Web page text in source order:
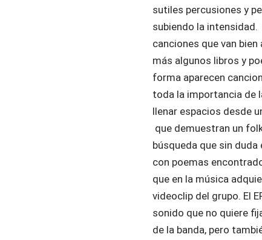
sutiles percusiones y
subiendo la intensidad.
canciones que van
más algunos libros y
forma aparecen
toda la importancia de
llenar espacios desde
que demuestran un
búsqueda que sin duda
con poemas
que en la música
videoclip del grupo. El
sonido que no quiere
de la banda, pero